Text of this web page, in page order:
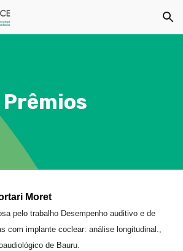
Skip to navigation
Prêmios
Moret
pelo trabalho Desempenho auditivo e de
com implante coclear: análise longitudinal.,
de Bauru.